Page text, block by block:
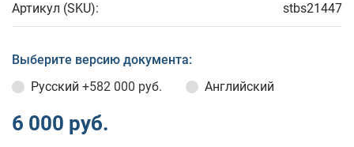
Артикул (SKU): stbs21447
Выберите версию документа:
Русский +582 000 руб. Английский
6 000 руб.